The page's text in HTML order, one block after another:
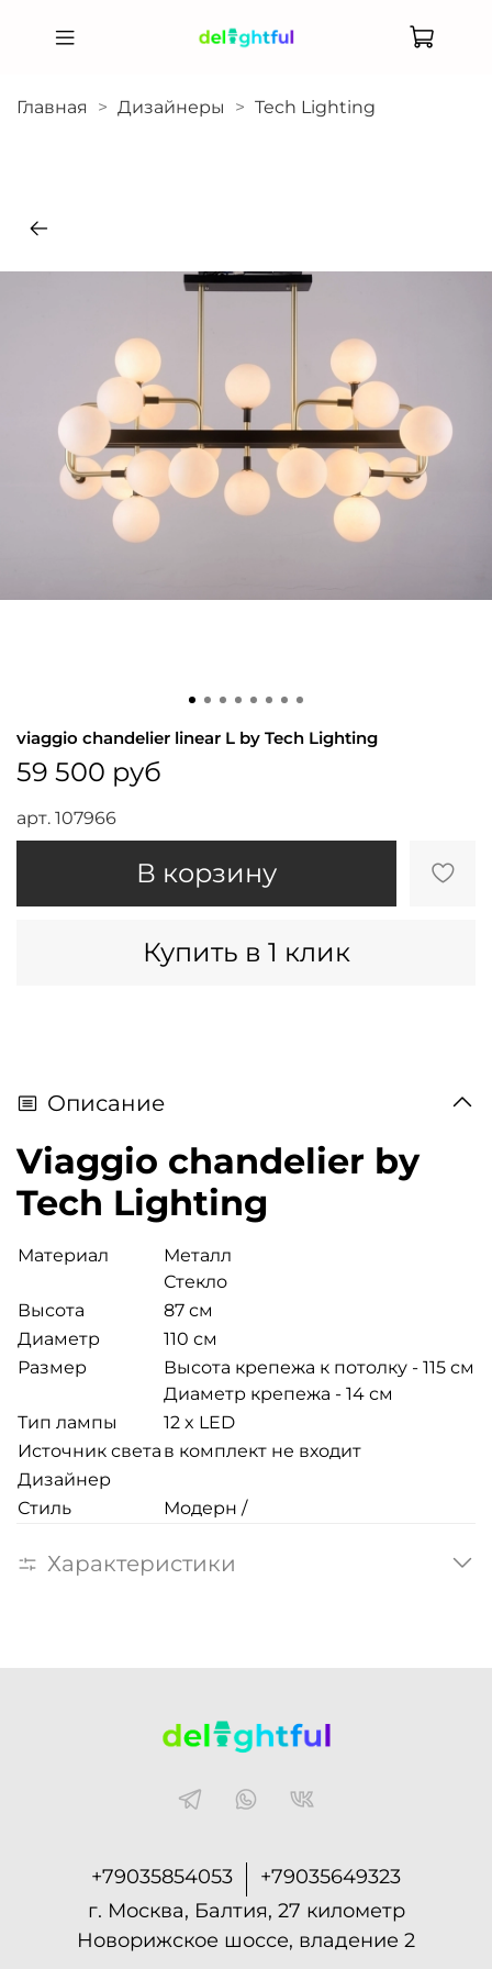
Главная Дизайнеры Tech Lighting
арт. 107966
viaggio chandelier linear L by Tech Lighting
59 500 руб
В корзину
Купить в 1 клик
Описание
Viaggio chandelier by
Tech Lighting
Материал
Металл
Стекло
Высота
87 см
Диаметр
110 см
Размер
Высота крепежа к потолку - 115 см
Диаметр крепежа - 14 см
Тип лампы
12 x LED
Источник света в комплект не входит
Дизайнер
Стиль
Модерн /
Характеристики
+79035854053
+79035649323
г. Москва, Балтия, 27 километр
Новорижское шоссе, владение 2